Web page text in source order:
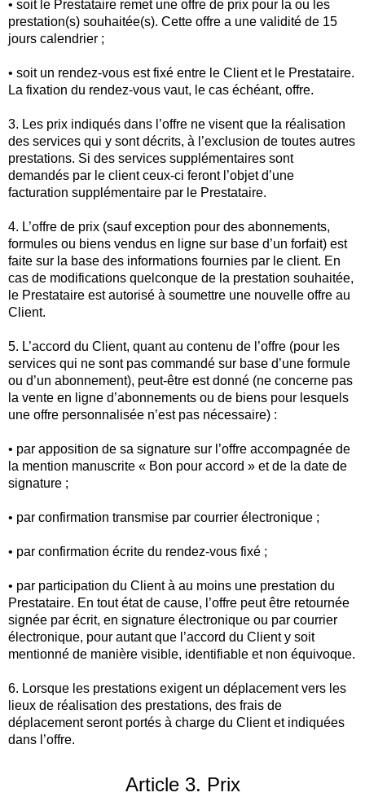
• soit le Prestataire remet une offre de prix pour la ou les
prestation(s) souhaitée(s). Cette offre a une validité de 15
jours calendrier ;
• soit un rendez-vous est fixé entre le Client et le Prestataire.
La fixation du rendez-vous vaut, le cas échéant, offre.
3. Les prix indiqués dans l’offre ne visent que la réalisation
des services qui y sont décrits, à l’exclusion de toutes autres
prestations. Si des services supplémentaires sont
demandés par le client ceux-ci feront l’objet d’une
facturation supplémentaire par le Prestataire.
4. L’offre de prix (sauf exception pour des abonnements,
formules ou biens vendus en ligne sur base d’un forfait) est
faite sur la base des informations fournies par le client. En
cas de modifications quelconque de la prestation souhaitée,
le Prestataire est autorisé à soumettre une nouvelle offre au
Client.
5. L’accord du Client, quant au contenu de l’offre (pour les
services qui ne sont pas commandé sur base d’une formule
ou d’un abonnement), peut-être est donné (ne concerne pas
la vente en ligne d’abonnements ou de biens pour lesquels
une offre personnalisée n’est pas nécessaire) :
• par apposition de sa signature sur l’offre accompagnée de
la mention manuscrite « Bon pour accord » et de la date de
signature ;
• par confirmation transmise par courrier électronique ;
• par confirmation écrite du rendez-vous fixé ;
• par participation du Client à au moins une prestation du
Prestataire. En tout état de cause, l’offre peut être retournée
signée par écrit, en signature électronique ou par courrier
électronique, pour autant que l’accord du Client y soit
mentionné de manière visible, identifiable et non équivoque.
6. Lorsque les prestations exigent un déplacement vers les
lieux de réalisation des prestations, des frais de
déplacement seront portés à charge du Client et indiquées
dans l’offre.
Article 3. Prix